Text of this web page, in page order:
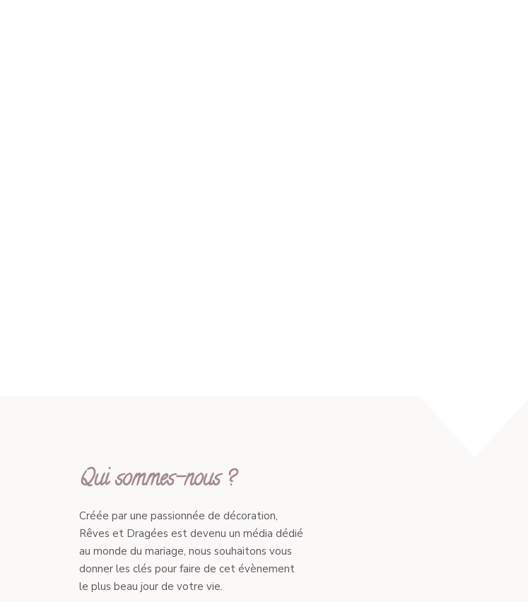
Qui sommes-nous ?
Créée par une passionnée de décoration,
Rêves et Dragées est devenu un média dédié
au monde du mariage, nous souhaitons vous
donner les clés pour faire de cet évènement
le plus beau jour de votre vie.